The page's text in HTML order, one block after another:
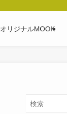
オリジナルMOOK